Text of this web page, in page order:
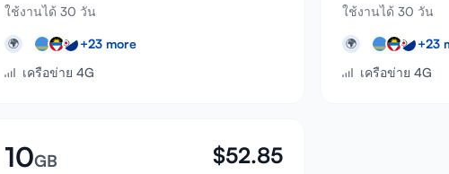
ใช้งานได้ 30 วัน
🌍 +23 more
เครือข่าย 4G
ใช้งานได้ 30 วัน
🌍 +23
เครือข่าย 4G
10GB $52.85